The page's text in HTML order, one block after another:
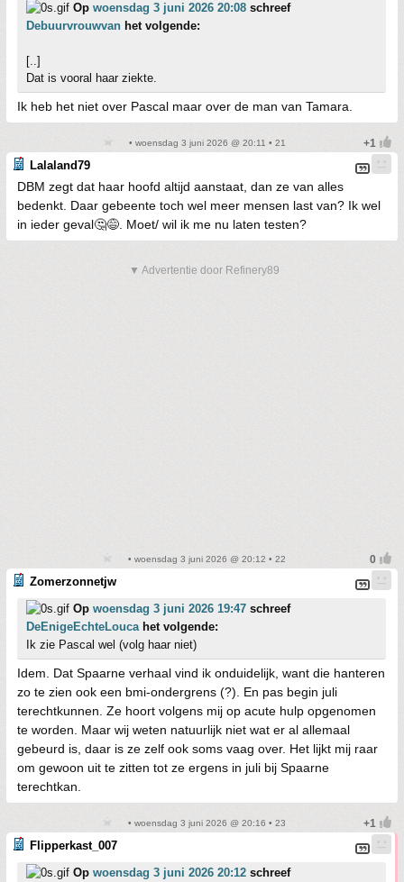
Op woensdag 3 juni 2026 20:08 schreef
Debuurvrouwvan het volgende:
[..]
Dat is vooral haar ziekte.
Ik heb het niet over Pascal maar over de man van Tamara.
• woensdag 3 juni 2026 @ 20:11 • 21
Lalaland79
DBM zegt dat haar hoofd altijd aanstaat, dan ze van alles
bedenkt. Daar gebeente toch wel meer mensen last van? Ik wel
in ieder geval🤔😅. Moet/ wil ik me nu laten testen?
▼ Advertentie door Refinery89
• woensdag 3 juni 2026 @ 20:12 • 22
Zomerzonnetjw
Op woensdag 3 juni 2026 19:47 schreef
DeEnigeEchteLoucahet volgende:
Ik zie Pascal wel (volg haar niet)
Idem. Dat Spaarne verhaal vind ik onduidelijk, want die hanteren
zo te zien ook een bmi-ondergrens (?). En pas begin juli
terechtkunnen. Ze hoort volgens mij op acute hulp opgenomen
te worden. Maar wij weten natuurlijk niet wat er al allemaal
gebeurd is, daar is ze zelf ook soms vaag over. Het lijkt mij raar
om gewoon uit te zitten tot ze ergens in juli bij Spaarne
terechtkan.
• woensdag 3 juni 2026 @ 20:16 • 23
Flipperkast_007
Op woensdag 3 juni 2026 20:12 schreef